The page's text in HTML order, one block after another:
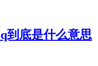
到底是什么意思